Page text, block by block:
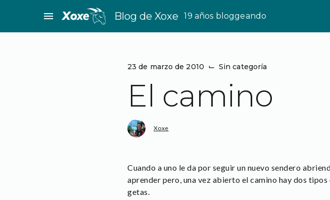
menu Blog de Xoxe 19 años bloggeando
23 de marzo de 2010 ⌙ Sin categoría
El camino
Xoxe
Cuando a uno le da por seguir un nuevo sendero
aprender pero, una vez abierto el camino hay dos
getas.